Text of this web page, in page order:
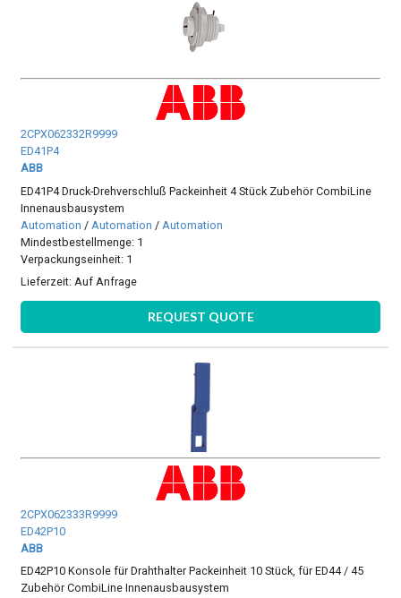
2CPX062332R9999
ED41P4
ABB
ED41P4 Druck-Drehverschluß Packeinheit 4 Stück Zubehör CombiLine
Innenausbausystem
Automation / Automation / Automation
Mindestbestellmenge: 1
Verpackungseinheit: 1
Lieferzeit: Auf Anfrage
REQUEST QUOTE
2CPX062333R9999
ED42P10
ABB
ED42P10 Konsole für Drahthalter Packeinheit 10 Stück, für ED44 / 45
Zubehör CombiLine Innenausbausystem